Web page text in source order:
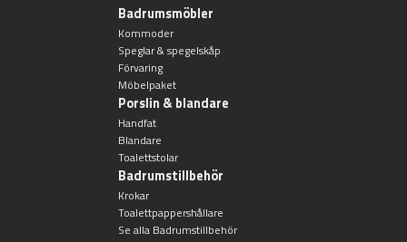
Badrumsmöbler
Kommoder
Speglar & spegelskåp
Förvaring
Möbelpaket
Porslin & blandare
Handfat
Blandare
Toalettstolar
Badrumstillbehör
Krokar
Toalettpappershållare
Se alla Badrumstillbehör